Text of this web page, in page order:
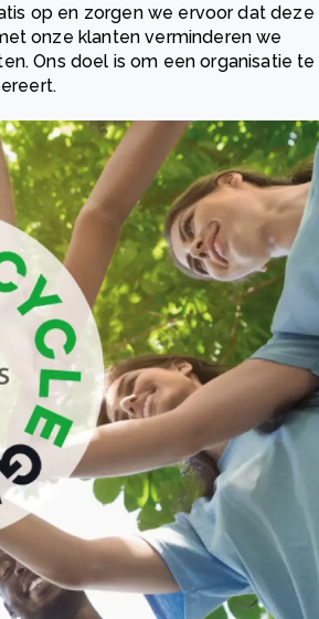
op en zorgen we ervoor dat deze
onze klanten verminderen we
Ons doel is om een organisatie te